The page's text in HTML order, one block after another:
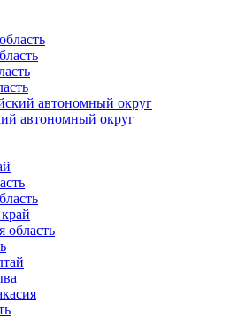
автономный округ
автономный округ
область